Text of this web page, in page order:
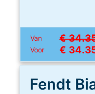
Van €
Voor €